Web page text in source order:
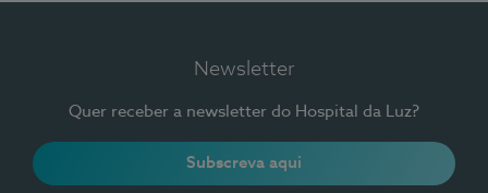
Newsletter
Quer receber a newsletter do Hospital da Luz?
Subscreva aqui